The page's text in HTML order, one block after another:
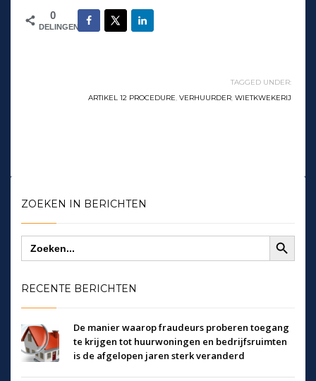
0
DELINGEN
TAGGED UNDER:
ARTIKEL 12 PROCEDURE, VERHUURDER, WIETKWEKERIJ
ZOEKEN IN BERICHTEN
Zoek
naar:
Zoekknop
RECENTE BERICHTEN
De manier waarop fraudeurs proberen toegang
te krijgen tot huurwoningen en bedrijfsruimten
is de afgelopen jaren sterk veranderd